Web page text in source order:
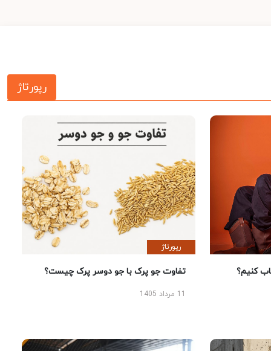
رپورتاژ
کنیم؟
رپورتاژ
تفاوت جو پرک با جو دوسر پرک چیست؟